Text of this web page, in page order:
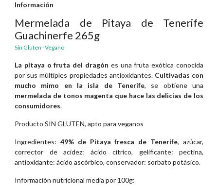
Información
Mermelada de Pitaya de Tenerife
Guachinerfe 265g
Sin Gluten · Vegano
La pitaya o fruta del dragón es una fruta exótica conocida
por sus múltiples propiedades antioxidantes. Cultivadas con
mucho mimo en la isla de Tenerife, se obtiene una
mermelada de tonos magenta que hace las delicias de los
consumidores.
Producto SIN GLUTEN, apto para veganos
Ingredientes: 49% de Pitaya fresca de Tenerife, azúcar,
corrector de acidez: ácido cítrico, gelificante: pectina,
antioxidante: ácido ascórbico, conservador: sorbato potásico.
Información nutricional media por 100g: